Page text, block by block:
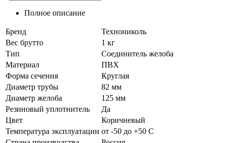
Полное описание
Бренд
Технониколь
Вес брутто
1 кг
Тип
Соединитель желоба
Материал
ПВХ
Форма сечения
Круглая
Диаметр трубы
82 мм
Диаметр желоба
125 мм
Резиновый уплотнитель
Да
Цвет
Коричневый
Температура эксплуатации от -50 до +50 C